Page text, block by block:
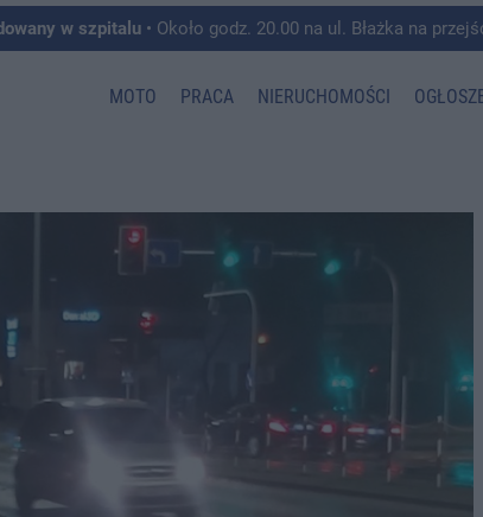
w szpitalu • Około godz. 20.00 na ul. Błażka na przejściu w pobliżu ul.
MOTO PRACA NIERUCHOMOŚCI